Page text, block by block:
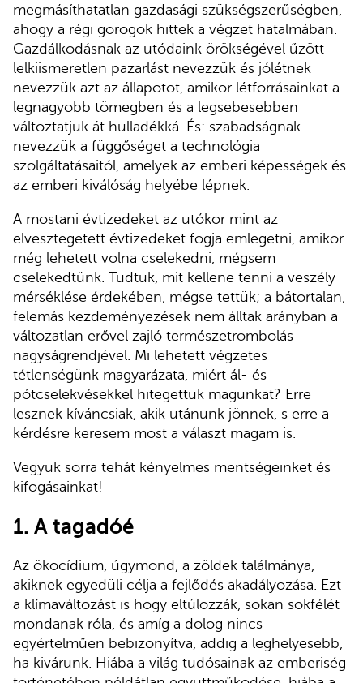
megmásíthatatlan gazdasági szükségszerűségben,
ahogy a régi görögök hittek a végzet hatalmában.
Gazdálkodásnak az utódaink örökségével űzött
lelkiismeretlen pazarlást nevezzük és jólétnek
nevezzük azt az állapotot, amikor létforrásainkat a
legnagyobb tömegben és a legsebesebben
változtatjuk át hulladékká. És: szabadságnak
nevezzük a függőséget a technológia
szolgáltatásaitól, amelyek az emberi képességek és
az emberi kiválóság helyébe lépnek.
A mostani évtizedeket az utókor mint az
elvesztegetett évtizedeket fogja emlegetni, amikor
még lehetett volna cselekedni, mégsem
cselekedtünk. Tudtuk, mit kellene tenni a veszély
mérséklése érdekében, mégse tettük; a bátortalan,
felemás kezdeményezések nem álltak arányban a
változatlan erővel zajló természetrombolás
nagyságrendjével. Mi lehetett végzetes
tétlenségünk magyarázata, miért ál- és
pótcselekvésekkel hitegettük magunkat? Erre
lesznek kíváncsiak, akik utánunk jönnek, s erre a
kérdésre keresem most a választ magam is.
Vegyük sorra tehát kényelmes mentségeinket és
kifogásainkat!
1. A tagadóé
Az ökocídium, úgymond, a zöldek találmánya,
akiknek egyedüli célja a fejlődés akadályozása. Ezt
a klímaváltozást is hogy eltúlozzák, sokan sokfélét
mondanak róla, és amíg a dolog nincs
egyértelműen bebizonyítva, addig a leghelyesebb,
ha kivárunk. Hiába a világ tudósainak az emberiség